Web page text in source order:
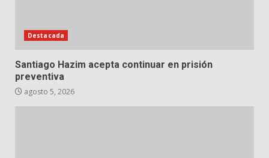
Destacada
Santiago Hazim acepta continuar en prisión
preventiva
agosto 5, 2026